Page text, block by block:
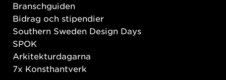
Branschguiden
Bidrag och stipendier
Southern Sweden Design Days
SPOK
Arkitekturdagarna
7x Konsthantverk